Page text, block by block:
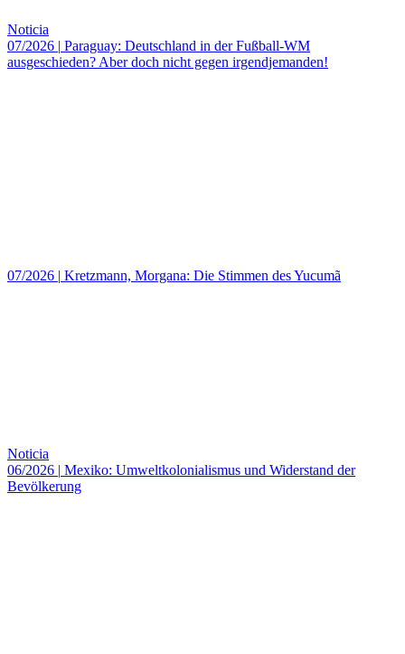
Noticia
07/2026 | Paraguay: Deutschland in der Fußball-WM
ausgeschieden? Aber doch nicht gegen irgendjemanden!
07/2026 | Kretzmann, Morgana: Die Stimmen des Yucumã
Noticia
06/2026 | Mexiko: Umweltkolonialismus und Widerstand der
Bevölkerung